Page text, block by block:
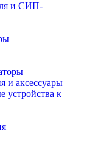
и СИП-
и аксессуары
устройства к